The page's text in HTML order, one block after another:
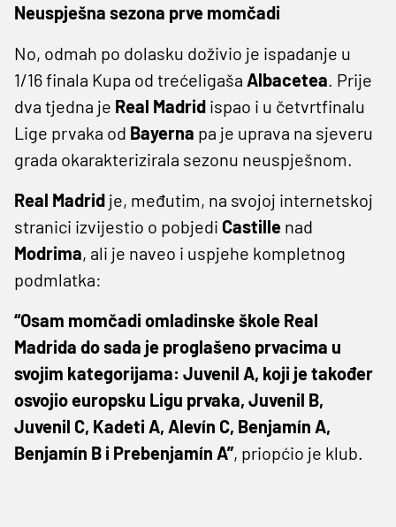
Neuspješna sezona prve momčadi
No, odmah po dolasku doživio je ispadanje u
1/16 finala Kupa od trećeligaša Albacetea. Prije
dva tjedna je Real Madrid ispao i u četvrtfinalu
Lige prvaka od Bayerna pa je uprava na sjeveru
grada okarakterizirala sezonu neuspješnom.
Real Madrid je, međutim, na svojoj internetskoj
stranici izvijestio o pobjedi Castille nad
Modrima, ali je naveo i uspjehe kompletnog
podmlatka:
“Osam momčadi omladinske škole Real
Madrida do sada je proglašeno prvacima u
svojim kategorijama: Juvenil A, koji je također
osvojio europsku Ligu prvaka, Juvenil B,
Juvenil C, Kadeti A, Alevín C, Benjamín A,
Benjamín B i Prebenjamín A”, priopćio je klub.